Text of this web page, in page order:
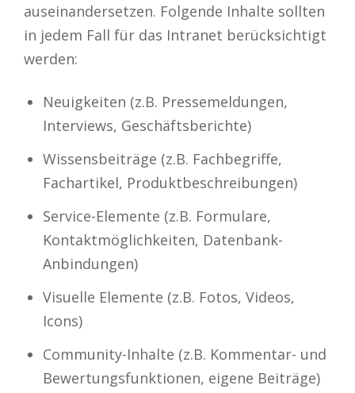
auseinandersetzen. Folgende Inhalte sollten
in jedem Fall für das Intranet berücksichtigt
werden:
Neuigkeiten (z.B. Pressemeldungen,
Interviews, Geschäftsberichte)
Wissensbeiträge (z.B. Fachbegriffe,
Fachartikel, Produktbeschreibungen)
Service-Elemente (z.B. Formulare,
Kontaktmöglichkeiten, Datenbank-
Anbindungen)
Visuelle Elemente (z.B. Fotos, Videos,
Icons)
Community-Inhalte (z.B. Kommentar- und
Bewertungsfunktionen, eigene Beiträge)